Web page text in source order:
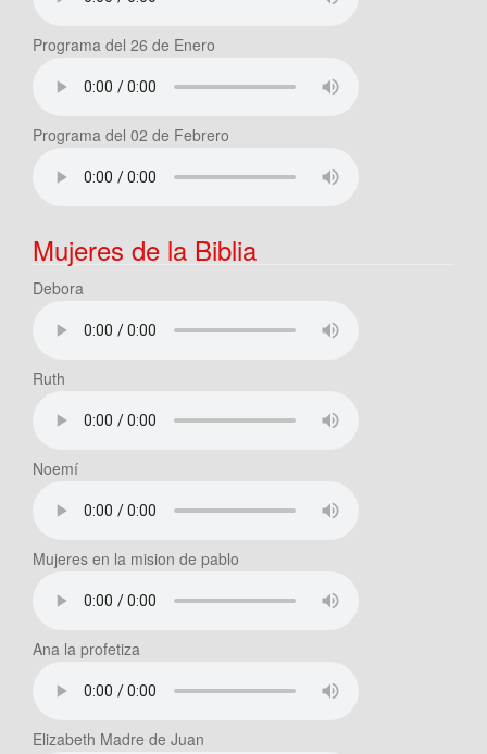
Programa del 26 de Enero
Programa del 02 de Febrero
Mujeres de la Biblia
Debora
Ruth
Noemí
Mujeres en la mision de pablo
Ana la profetiza
Elizabeth Madre de Juan